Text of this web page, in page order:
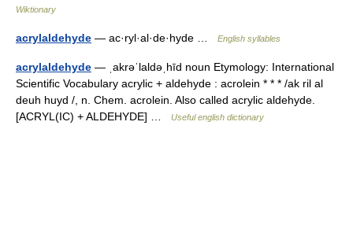
Wiktionary
acrylaldehyde — ac·ryl·al·de·hyde … English syllables
acrylaldehyde — ˌakrəˈlaldəˌhīd noun Etymology: International
Scientific Vocabulary acrylic + aldehyde : acrolein * * * /ak ril al
deuh huyd /, n. Chem. acrolein. Also called acrylic aldehyde.
[ACRYL(IC) + ALDEHYDE] …
Useful english dictionary